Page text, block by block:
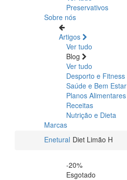
Preservativos
Sobre nós
Artigos
Ver tudo
Blog
Ver tudo
Desporto e Fitness
Saúde e Bem Estar
Planos Alimentares
Receitas
Nutrição e Dieta
Marcas
Enetural Diet Limão H
-20%
Esgotado